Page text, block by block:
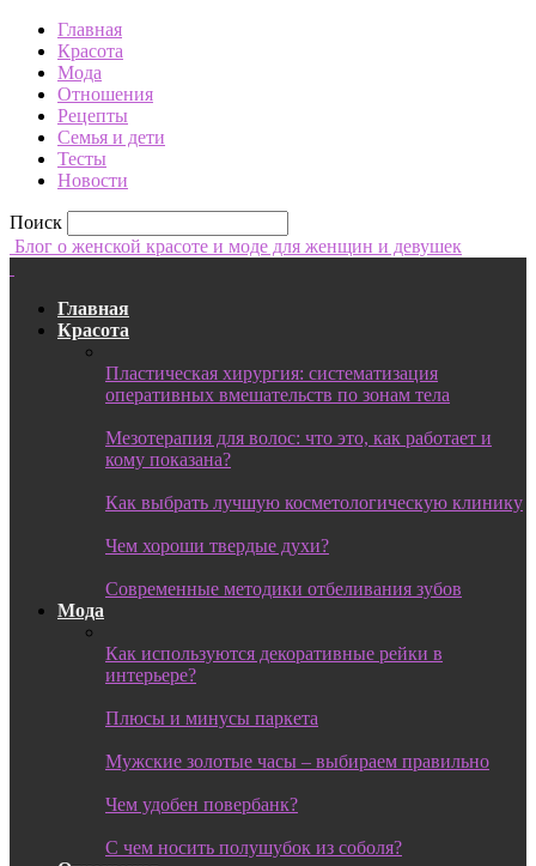
Главная
Красота
Мода
Отношения
Рецепты
Семья и дети
Тесты
Новости
Поиск
Блог о женской красоте и моде для женщин и девушек
Главная
Красота
Пластическая хирургия: систематизация
оперативных вмешательств по зонам тела
Мезотерапия для волос: что это, как работает и
кому показана?
Как выбрать лучшую косметологическую клинику
Чем хороши твердые духи?
Современные методики отбеливания зубов
Мода
Как используются декоративные рейки в
интерьере?
Плюсы и минусы паркета
Мужские золотые часы – выбираем правильно
Чем удобен повербанк?
С чем носить полушубок из соболя?